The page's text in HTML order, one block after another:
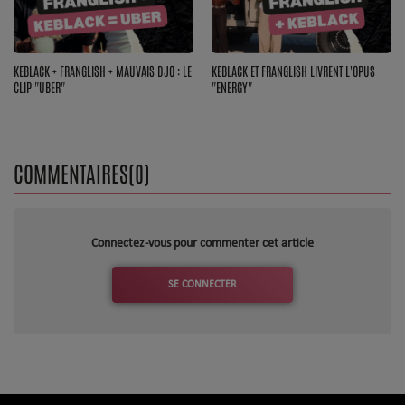
Dossier de Presse
Service Commercial
Contact
KEBLACK + FRANGLISH + MAUVAIS DJO : LE
CLIP "UBER"
KEBLACK ET FRANGLISH LIVRENT L'OPUS
"ENERGY"
COMMENTAIRES(0)
Connectez-vous pour commenter cet article
SE CONNECTER